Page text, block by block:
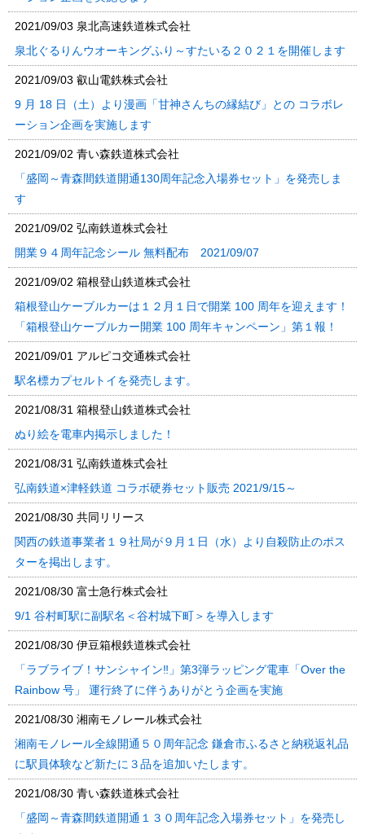
2021/09/03 泉北高速鉄道株式会社
泉北ぐるりんウオーキングふり～すたいる２０２１を開催します
2021/09/03 叡山電鉄株式会社
9 月 18 日（土）より漫画「甘神さんちの縁結び」との コラボレ
ーション企画を実施します
2021/09/02 青い森鉄道株式会社
「盛岡～青森間鉄道開通130周年記念入場券セット」を発売しま
す
2021/09/02 弘南鉄道株式会社
開業９４周年記念シール 無料配布 2021/09/07
2021/09/02 箱根登山鉄道株式会社
箱根登山ケーブルカーは１２月１日で開業 100 周年を迎えます！
「箱根登山ケーブルカー開業 100 周年キャンペーン」第１報！
2021/09/01 アルピコ交通株式会社
駅名標カプセルトイを発売します。
2021/08/31 箱根登山鉄道株式会社
ぬり絵を電車内掲示しました！
2021/08/31 弘南鉄道株式会社
弘南鉄道×津軽鉄道 コラボ硬券セット販売 2021/9/15～
2021/08/30 共同リリース
関西の鉄道事業者１９社局が９月１日（水）より自殺防止のポス
ターを掲出します。
2021/08/30 富士急行株式会社
9/1 谷村町駅に副駅名＜谷村城下町＞を導入します
2021/08/30 伊豆箱根鉄道株式会社
「ラブライブ！サンシャイン‼」第3弾ラッピング電車「Over the
Rainbow 号」 運行終了に伴うありがとう企画を実施
2021/08/30 湘南モノレール株式会社
湘南モノレール全線開通５０周年記念 鎌倉市ふるさと納税返礼品
に駅員体験など新たに３品を追加いたします。
2021/08/30 青い森鉄道株式会社
「盛岡～青森間鉄道開通１３０周年記念入場券セット」を発売し